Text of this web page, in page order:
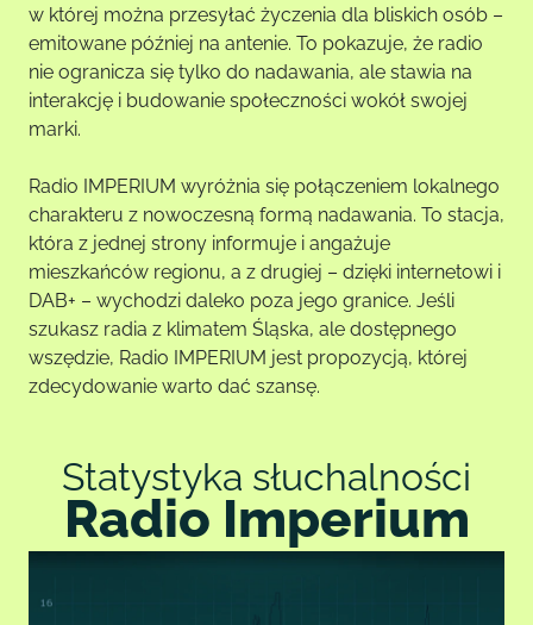
w której można przesyłać życzenia dla bliskich osób –
emitowane później na antenie. To pokazuje, że radio
nie ogranicza się tylko do nadawania, ale stawia na
interakcję i budowanie społeczności wokół swojej
marki.
Radio IMPERIUM wyróżnia się połączeniem lokalnego
charakteru z nowoczesną formą nadawania. To stacja,
która z jednej strony informuje i angażuje
mieszkańców regionu, a z drugiej – dzięki internetowi i
DAB+ – wychodzi daleko poza jego granice. Jeśli
szukasz radia z klimatem Śląska, ale dostępnego
wszędzie, Radio IMPERIUM jest propozycją, której
zdecydowanie warto dać szansę.
Statystyka słuchalności
Radio Imperium